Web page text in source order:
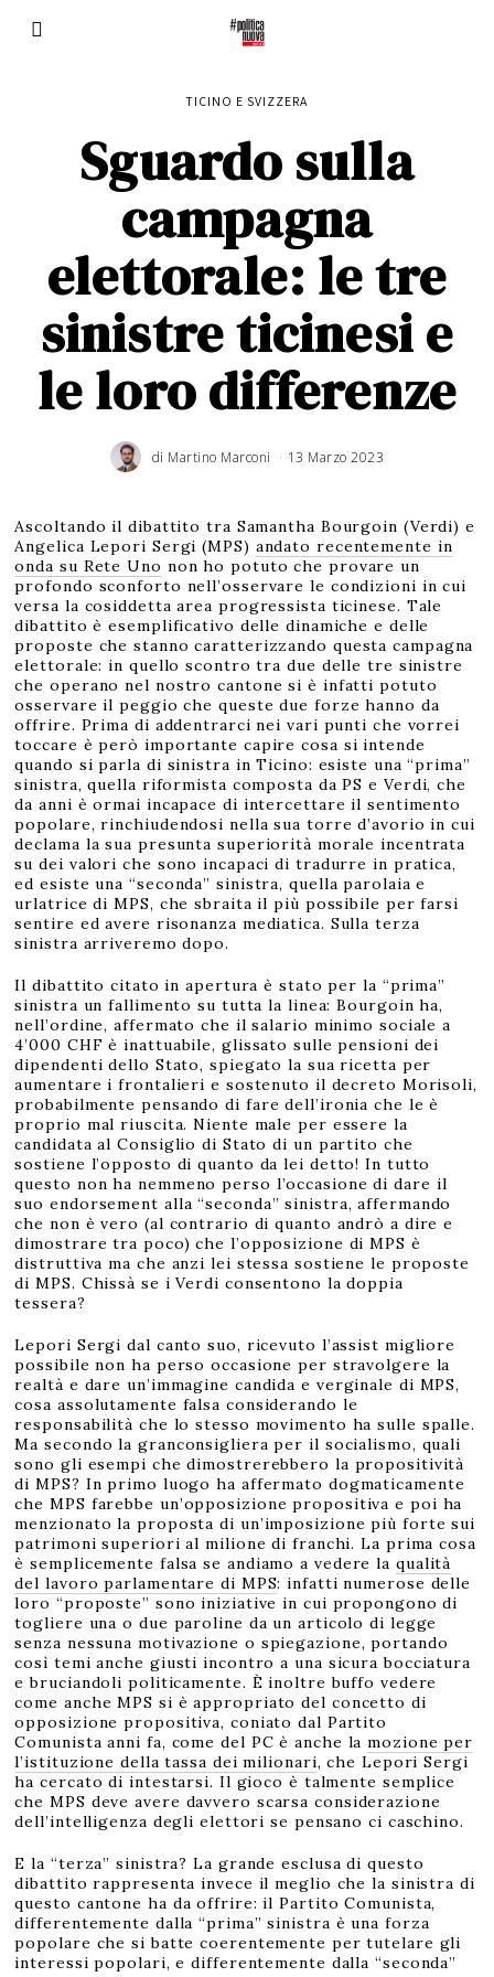
TICINO E SVIZZERA
Sguardo sulla
campagna
elettorale: le tre
sinistre ticinesi e
le loro differenze
di Martino Marconi 13 Marzo 2023
Ascoltando il dibattito tra Samantha Bourgoin (Verdi) e
Angelica Lepori Sergi (MPS) andato recentemente in
onda su Rete Uno non ho potuto che provare un
profondo sconforto nell’osservare le condizioni in cui
versa la cosiddetta area progressista ticinese. Tale
dibattito è esemplificativo delle dinamiche e delle
proposte che stanno caratterizzando questa campagna
elettorale: in quello scontro tra due delle tre sinistre
che operano nel nostro cantone si è infatti potuto
osservare il peggio che queste due forze hanno da
offrire. Prima di addentrarci nei vari punti che vorrei
toccare è però importante capire cosa si intende
quando si parla di sinistra in Ticino: esiste una “prima”
sinistra, quella riformista composta da PS e Verdi, che
da anni è ormai incapace di intercettare il sentimento
popolare, rinchiudendosi nella sua torre d’avorio in cui
declama la sua presunta superiorità morale incentrata
su dei valori che sono incapaci di tradurre in pratica,
ed esiste una “seconda” sinistra, quella parolaia e
urlatrice di MPS, che sbraita il più possibile per farsi
sentire ed avere risonanza mediatica. Sulla terza
sinistra arriveremo dopo.
Il dibattito citato in apertura è stato per la “prima”
sinistra un fallimento su tutta la linea: Bourgoin ha,
nell’ordine, affermato che il salario minimo sociale a
4’000 CHF è inattuabile, glissato sulle pensioni dei
dipendenti dello Stato, spiegato la sua ricetta per
aumentare i frontalieri e sostenuto il decreto Morisoli,
probabilmente pensando di fare dell’ironia che le è
proprio mal riuscita. Niente male per essere la
candidata al Consiglio di Stato di un partito che
sostiene l’opposto di quanto da lei detto! In tutto
questo non ha nemmeno perso l’occasione di dare il
suo endorsement alla “seconda” sinistra, affermando
che non è vero (al contrario di quanto andrò a dire e
dimostrare tra poco) che l’opposizione di MPS è
distruttiva ma che anzi lei stessa sostiene le proposte
di MPS. Chissà se i Verdi consentono la doppia
tessera?
Lepori Sergi dal canto suo, ricevuto l’assist migliore
possibile non ha perso occasione per stravolgere la
realtà e dare un’immagine candida e verginale di MPS,
cosa assolutamente falsa considerando le
responsabilità che lo stesso movimento ha sulle spalle.
Ma secondo la granconsigliera per il socialismo, quali
sono gli esempi che dimostrerebbero la propositività
di MPS? In primo luogo ha affermato dogmaticamente
che MPS farebbe un’opposizione propositiva e poi ha
menzionato la proposta di un’imposizione più forte sui
patrimoni superiori al milione di franchi. La prima cosa
è semplicemente falsa se andiamo a vedere la qualità
del lavoro parlamentare di MPS: infatti numerose delle
loro “proposte” sono iniziative in cui propongono di
togliere una o due paroline da un articolo di legge
senza nessuna motivazione o spiegazione, portando
così temi anche giusti incontro a una sicura bocciatura
e bruciandoli politicamente. È inoltre buffo vedere
come anche MPS si è appropriato del concetto di
opposizione propositiva, coniato dal Partito
Comunista anni fa, come del PC è anche lamozione per
l’istituzione della tassa dei milionari, che Lepori Sergi
ha cercato di intestarsi. Il gioco è talmente semplice
che MPS deve avere davvero scarsa considerazione
dell’intelligenza degli elettori se pensano ci caschino.
E la “terza” sinistra? La grande esclusa di questo
dibattito rappresenta invece il meglio che la sinistra di
questo cantone ha da offrire: il Partito Comunista,
differentemente dalla “prima” sinistra è una forza
popolare che si batte coerentemente per tutelare gli
interessi popolari, e differentemente dalla “seconda”